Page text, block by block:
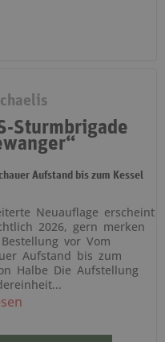
Sturmbrigade
Aufstand bis zum Kessel
Neuauflage erscheint
2026, gern merken
vor Vom
Aufstand bis zum
Halbe Die Aufstellung